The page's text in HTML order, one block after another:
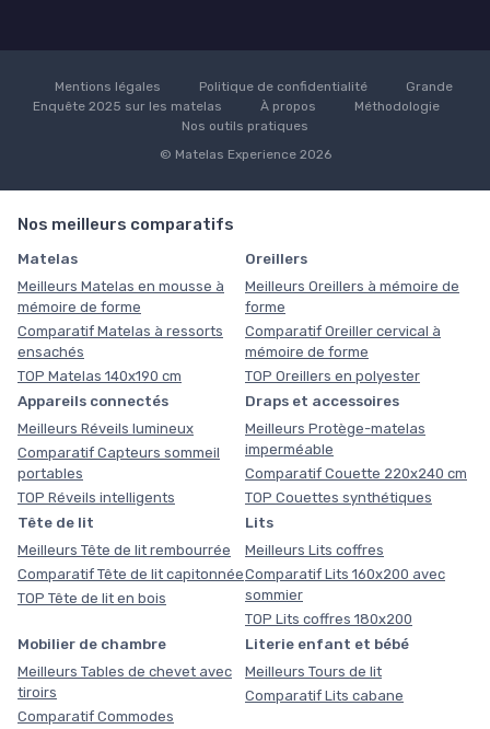
Mentions légales Politique de confidentialité
Grande
Enquête 2025 sur les matelas
À propos
Méthodologie
Nos outils pratiques
© Matelas Experience 2026
Nos meilleurs comparatifs
Matelas
Meilleurs Matelas en mousse à
mémoire de forme
Comparatif Matelas à ressorts
ensachés
TOP Matelas 140x190 cm
Oreillers
Meilleurs Oreillers à mémoire de
forme
Comparatif Oreiller cervical à
mémoire de forme
TOP Oreillers en polyester
Appareils connectés
Meilleurs Réveils lumineux
Comparatif Capteurs sommeil
portables
TOP Réveils intelligents
Draps et accessoires
Meilleurs Protège-matelas
imperméable
Comparatif Couette 220x240 cm
TOP Couettes synthétiques
Tête de lit
Meilleurs Tête de lit rembourrée
Comparatif Tête de lit capitonnée
TOP Tête de lit en bois
Lits
Meilleurs Lits coffres
Comparatif Lits 160x200 avec
sommier
TOP Lits coffres 180x200
Mobilier de chambre
Meilleurs Tables de chevet avec
tiroirs
Comparatif Commodes
Literie enfant et bébé
Meilleurs Tours de lit
Comparatif Lits cabane